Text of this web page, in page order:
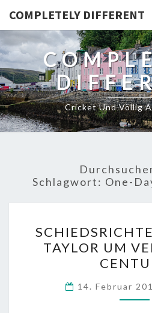
COMPLETELY DIFFERENT
Cricket Und Völlig
Schlagwort: One-
UM
TAYLOR UM
14. Februar